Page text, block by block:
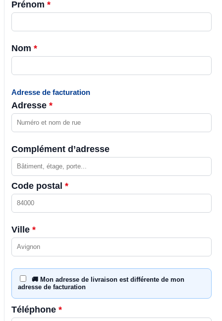
Prénom *
Nom *
Adresse de facturation
Adresse *
Complément d’adresse
Code postal *
Ville *
🚚 Mon adresse de livraison est différente de mon
adresse de facturation
Téléphone *